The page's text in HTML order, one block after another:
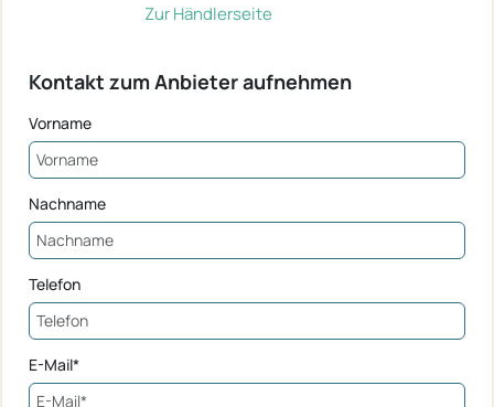
Zur Händlerseite
Kontakt zum Anbieter aufnehmen
Vorname
Nachname
Telefon
E-Mail*